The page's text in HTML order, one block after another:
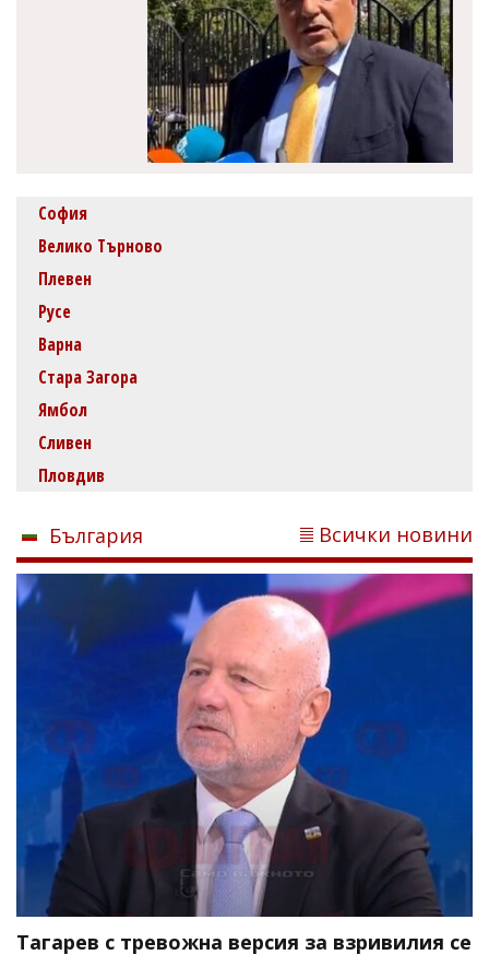
София
Велико Търново
Плевен
Русе
Варна
Стара Загора
Ямбол
Сливен
Пловдив
България Всички новини
Тагарев с тревожна версия за взривилия се